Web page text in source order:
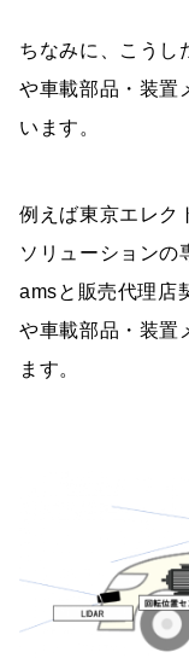
ちなみに、こうし
や車載部品・装置
います。
例えば東京エレク
ソリューションの
amsと販売代理店
や車載部品・装置
ます。